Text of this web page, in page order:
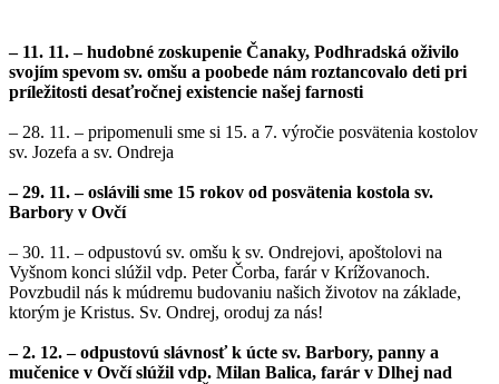
– 11. 11. – hudobné zoskupenie Čanaky, Podhradská oživilo
svojím spevom sv. omšu a poobede nám roztancovalo deti pri
príležitosti desaťročnej existencie našej farnosti
– 28. 11. – pripomenuli sme si 15. a 7. výročie posvätenia kostolov
sv. Jozefa a sv. Ondreja
– 29. 11. – oslávili sme 15 rokov od posvätenia kostola sv.
Barbory v Ovčí
– 30. 11. – odpustovú sv. omšu k sv. Ondrejovi, apoštolovi na
Vyšnom konci slúžil vdp. Peter Čorba, farár v Krížovanoch.
Povzbudil nás k múdremu budovaniu našich životov na základe,
ktorým je Kristus. Sv. Ondrej, oroduj za nás!
– 2. 12. – odpustovú slávnosť k úcte sv. Barbory, panny a
mučenice v Ovčí slúžil vdp. Milan Balica, farár v Dlhej nad